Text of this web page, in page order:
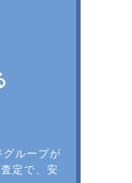
ループが
定で、安